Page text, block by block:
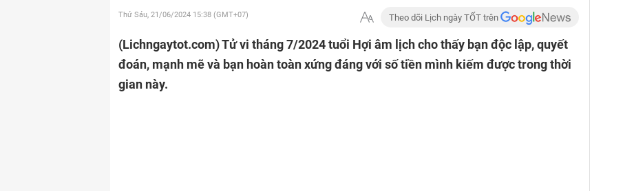
Thứ Sáu, 21/06/2024 15:38 (GMT+07) Theo dõi Lịch ngày TỐT trên
(Lichngaytot.com)Tử vi tháng 7/2024 tuổi Hợi âm lịch cho thấy bạn độc lập, quyết
đoán, mạnh mẽ và bạn hoàn toàn xứng đáng với số tiền mình kiếm được trong thời
gian này.